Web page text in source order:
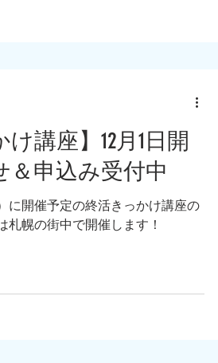
け講座】12月1日開
＆申込み受付中
に開催予定の終活きっかけ講座の
札幌の街中で開催します！